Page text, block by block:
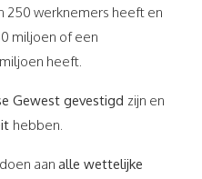
250 werknemers heeft en
miljoen of een
heeft.
Gewest gevestigd zijn en
hebben.
aan alle wettelijke